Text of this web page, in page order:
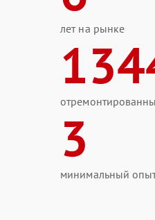
лет на рынке
3
минимальный